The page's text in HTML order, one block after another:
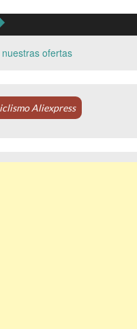
ofertas
Aliexpress